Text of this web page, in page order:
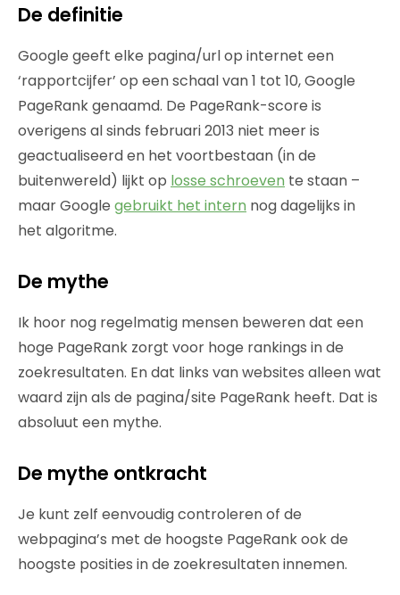
De definitie
Google geeft elke pagina/url op internet een
‘rapportcijfer’ op een schaal van 1 tot 10, Google
PageRank genaamd. De PageRank-score is
overigens al sinds februari 2013 niet meer is
geactualiseerd en het voortbestaan (in de
buitenwereld) lijkt op losse schroeven te staan –
maar Google gebruikt het intern nog dagelijks in
het algoritme.
De mythe
Ik hoor nog regelmatig mensen beweren dat een
hoge PageRank zorgt voor hoge rankings in de
zoekresultaten. En dat links van websites alleen wat
waard zijn als de pagina/site PageRank heeft. Dat is
absoluut een mythe.
De mythe ontkracht
Je kunt zelf eenvoudig controleren of de
webpagina’s met de hoogste PageRank ook de
hoogste posities in de zoekresultaten innemen.